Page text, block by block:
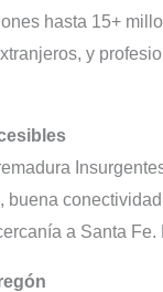
hasta 15+
y
a Santa